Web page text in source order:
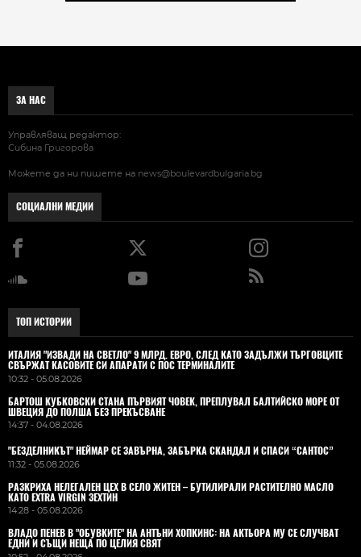
ЗА НАС
Управляващ редактор:
Сибина Григорова
Можете да ни пишете на news@boulevardbulgaria.bg
СОЦИАЛНИ МЕДИИ
ТОП ИСТОРИИ
ИТАЛИЯ "ИЗВАДИ НА СВЕТЛО" 9 МЛРД. ЕВРО, СЛЕД КАТО ЗАДЪЛЖИ ТЪРГОВЦИТЕ
СВЪРЖАТ КАСОВИТЕ СИ АПАРАТИ С ПОС ТЕРМИНАЛИТЕ
10:32 - 05.08.2026
БАРТОШ КУБКОВСКИ СТАНА ПЪРВИЯТ ЧОВЕК, ПРЕПЛУВАЛ БАЛТИЙСКО МОРЕ ОТ
ШВЕЦИЯ ДО ПОЛША БЕЗ ПРЕКЪСВАНЕ
14:37 - 04.08.2026
"БЕЗДЕЛНИКЪТ" НЕЙМАР СЕ ЗАВЪРНА, ЗАБЪРКА СКАНДАЛ И СПАСИ “САНТОС”
11:32 - 05.08.2026
РАЗКРИХА НЕЛЕГАЛЕН ЦЕХ В СЕЛО ЖИТЕН – БУТИЛИРАЛИ РАСТИТЕЛНО МАСЛО
КАТО EXTRA VIRGIN ЗЕХТИН
14:28 - 05.08.2026
ВЛАДO ПЕНЕВ В "ОБУВКИТЕ" НА АНТЪНИ ХОПКИНС: НА АКТЬОРА МУ СЕ СЛУЧВАТ
ЕДНИ И СЪЩИ НЕЩА ПО ЦЕЛИЯ СВЯТ